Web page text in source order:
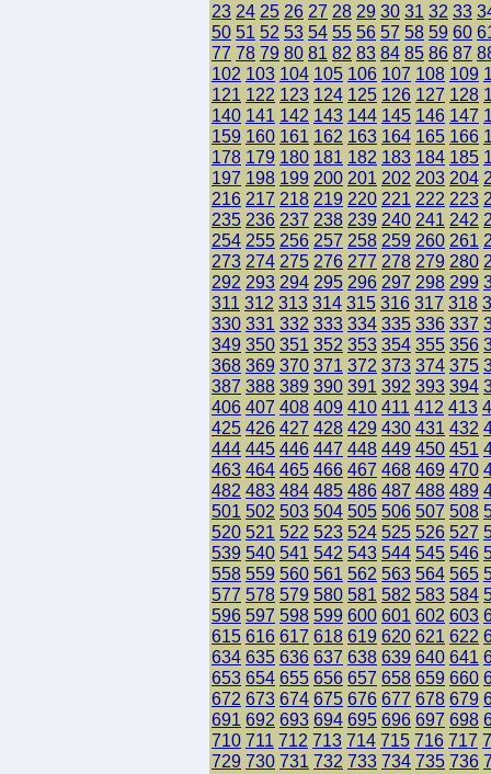
23 24 25 26 27 28 29 30 31 32 33
50 51 52 53 54 55 56 57 58 59 60
77 78 79 80 81 82 83 84 85 86 87
102 103 104 105 106 107 108 109
121 122 123 124 125 126 127 128
140 141 142 143 144 145 146 147
159 160 161 162 163 164 165 166
178 179 180 181 182 183 184 185
197 198 199 200 201 202 203 204
216 217 218 219 220 221 222 223
235 236 237 238 239 240 241 242
254 255 256 257 258 259 260 261
273 274 275 276 277 278 279 280
292 293 294 295 296 297 298 299
311 312 313 314 315 316 317 318
330 331 332 333 334 335 336 337
349 350 351 352 353 354 355 356
368 369 370 371 372 373 374 375
387 388 389 390 391 392 393 394
406 407 408 409 410 411 412 413
425 426 427 428 429 430 431 432
444 445 446 447 448 449 450 451
463 464 465 466 467 468 469 470
482 483 484 485 486 487 488 489
501 502 503 504 505 506 507 508
520 521 522 523 524 525 526 527
539 540 541 542 543 544 545 546
558 559 560 561 562 563 564 565
577 578 579 580 581 582 583 584
596 597 598 599 600 601 602 603
615 616 617 618 619 620 621 622
634 635 636 637 638 639 640 641
653 654 655 656 657 658 659 660
672 673 674 675 676 677 678 679
691 692 693 694 695 696 697 698
710 711 712 713 714 715 716 717
729 730 731 732 733 734 735 736